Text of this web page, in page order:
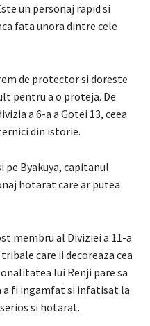
un personaj rapid si
fata unora dintre cele
de protector si doreste
pentru a o proteja. De
a 6-a a Gotei 13, ceea
din istorie.
pe Byakuya, capitanul
hotarat care ar putea
membru al Diviziei a 11-a
care ii decoreaza cea
lui Renji pare sa
a fi ingamfat si infatisat la
si hotarat.